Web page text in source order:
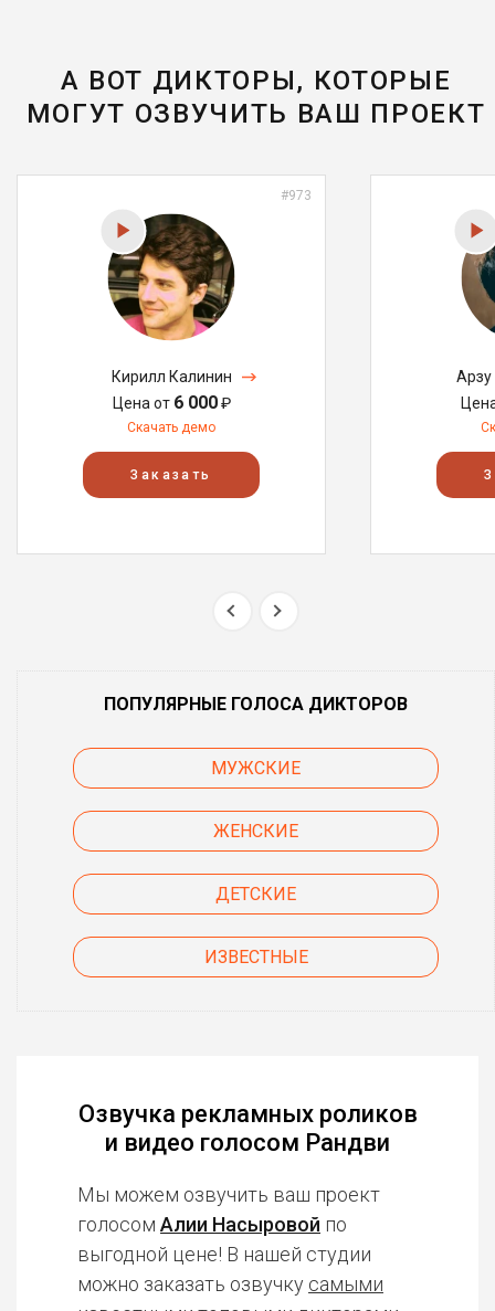
А ВОТ ДИКТОРЫ, КОТОРЫЕ
МОГУТ ОЗВУЧИТЬ ВАШ ПРОЕКТ
#973
Кирилл Калинин
Цена от 6 000₽
Скачать демо
Заказать
ПОПУЛЯРНЫЕ ГОЛОСА ДИКТОРОВ
МУЖСКИЕ
ЖЕНСКИЕ
ДЕТСКИЕ
ИЗВЕСТНЫЕ
Озвучка рекламных роликов
и видео голосом Рандви
Мы можем озвучить ваш проект
голосом Алии Насыровой по
выгодной цене! В нашей студии
можно заказать озвучку самыми